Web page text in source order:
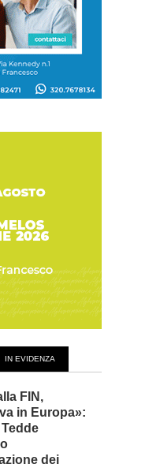
IN EVIDENZA
FIN,
in Europa»:
dei